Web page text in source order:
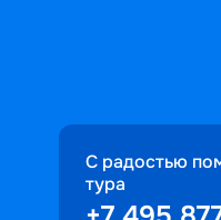
С радостью
тура